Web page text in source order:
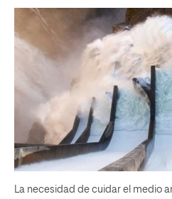
La necesidad de cuidar el medio